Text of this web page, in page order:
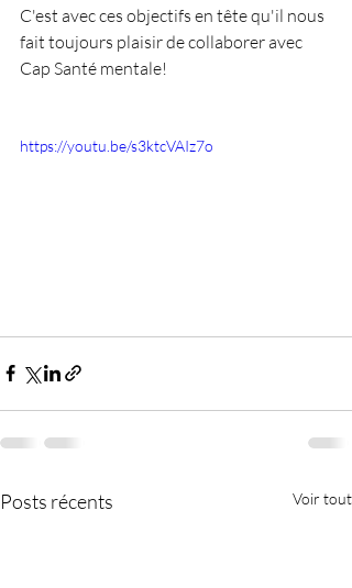
C'est avec ces objectifs en tête qu'il nous
fait toujours plaisir de collaborer avec
Cap Santé mentale!
https://youtu.be/s3ktcVAIz7o
Posts récents Voir tout